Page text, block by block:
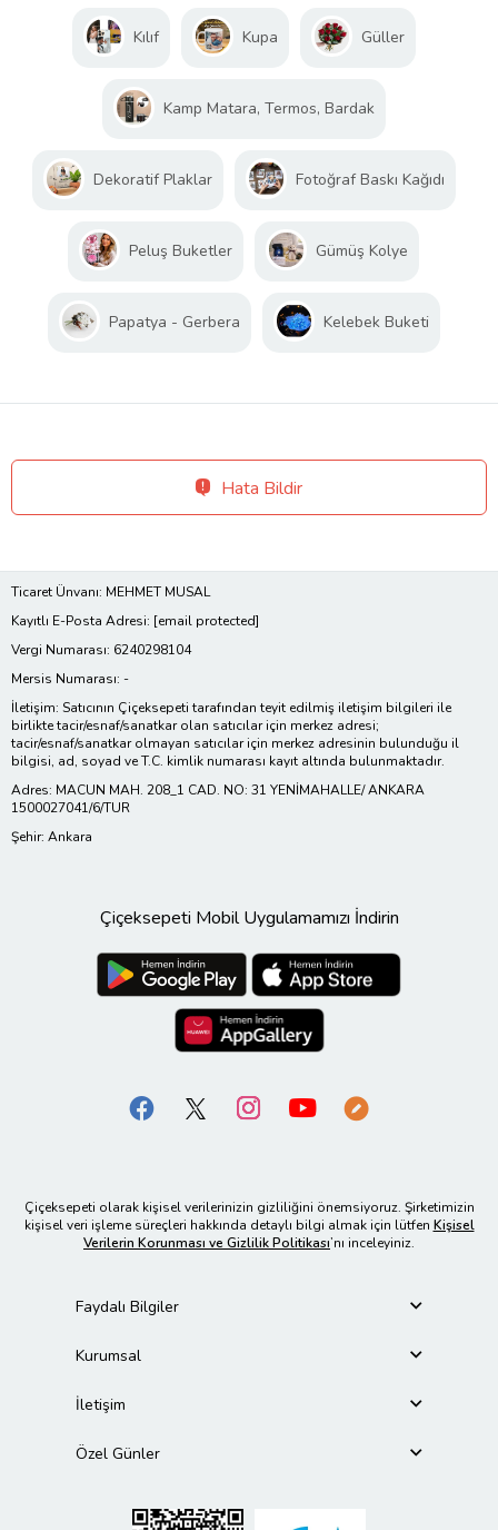
Kılıf Kupa Güller
Kamp Matara, Termos, Bardak
Dekoratif Plaklar Fotoğraf Baskı Kağıdı
Peluş Buketler Gümüş Kolye
Papatya - Gerbera Kelebek Buketi
Hata Bildir
Ticaret Ünvanı: MEHMET MUSAL
Kayıtlı E-Posta Adresi: [email protected]
Vergi Numarası: 6240298104
Mersis Numarası: -
İletişim: Satıcının Çiçeksepeti tarafından teyit edilmiş iletişim bilgileri ile
birlikte tacir/esnaf/sanatkar olan satıcılar için merkez adresi;
tacir/esnaf/sanatkar olmayan satıcılar için merkez adresinin bulunduğu il
bilgisi, ad, soyad ve T.C. kimlik numarası kayıt altında bulunmaktadır.
Adres: MACUN MAH. 208_1 CAD. NO: 31 YENİMAHALLE/ ANKARA
1500027041/6/TUR
Şehir: Ankara
Çiçeksepeti Mobil Uygulamamızı İndirin
Çiçeksepeti olarak kişisel verilerinizin gizliliğini önemsiyoruz. Şirketimizin
kişisel veri işleme süreçleri hakkında detaylı bilgi almak için lütfen Kişisel
Verilerin Korunması ve Gizlilik Politikası’nı inceleyiniz.
Faydalı Bilgiler
Kurumsal
İletişim
Özel Günler